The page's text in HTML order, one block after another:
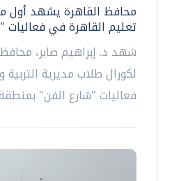
محافظ القاهرة يشهد أول
تعليم القاهرة في فعاليات
شهد د. إبراهيم صابر،
لكورال طلاب مديرية
فعاليات "شارع الفن"